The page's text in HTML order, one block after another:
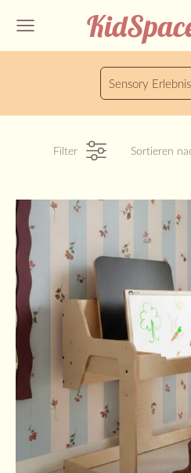
Sensory
Filter Sortieren